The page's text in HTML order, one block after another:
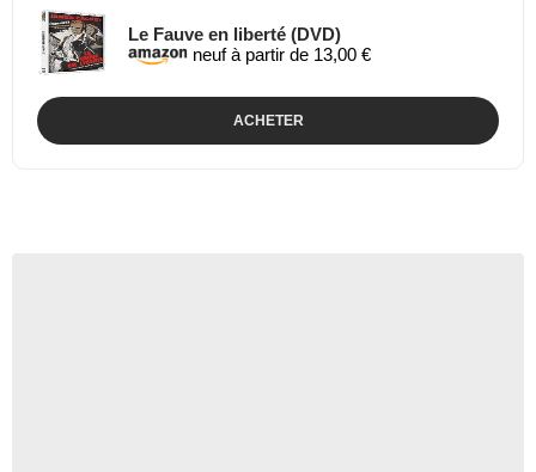
Le Fauve en liberté (DVD)
neuf à partir de 13,00 €
ACHETER